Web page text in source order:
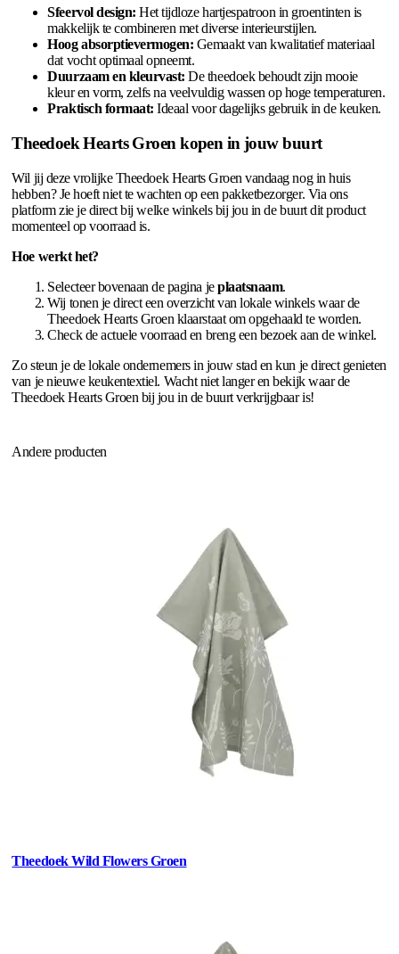
Sfeervol design: Het tijdloze hartjespatroon in groentinten is
makkelijk te combineren met diverse interieurstijlen.
Hoog absorptievermogen: Gemaakt van kwalitatief materiaal
dat vocht optimaal opneemt.
Duurzaam en kleurvast: De theedoek behoudt zijn mooie
kleur en vorm, zelfs na veelvuldig wassen op hoge temperaturen.
Praktisch formaat: Ideaal voor dagelijks gebruik in de keuken.
Theedoek Hearts Groen kopen in jouw buurt
Wil jij deze vrolijke Theedoek Hearts Groen vandaag nog in huis
hebben? Je hoeft niet te wachten op een pakketbezorger. Via ons
platform zie je direct bij welke winkels bij jou in de buurt dit product
momenteel op voorraad is.
Hoe werkt het?
Selecteer bovenaan de pagina jeplaatsnaam.
Wij tonen je direct een overzicht van lokale winkels waar de
Theedoek Hearts Groen klaarstaat om opgehaald te worden.
Check de actuele voorraad en breng een bezoek aan de winkel.
Zo steun je de lokale ondernemers in jouw stad en kun je direct genieten
van je nieuwe keukentextiel. Wacht niet langer en bekijk waar de
Theedoek Hearts Groen bij jou in de buurt verkrijgbaar is!
Andere producten
Theedoek Wild Flowers Groen